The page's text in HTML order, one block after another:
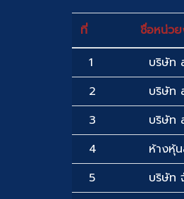
ที่ ชื่อหน่วย
1
บริษัท
2
บริษัท
3
บริษัท
4
ห้างหุ้
5
บริษัท